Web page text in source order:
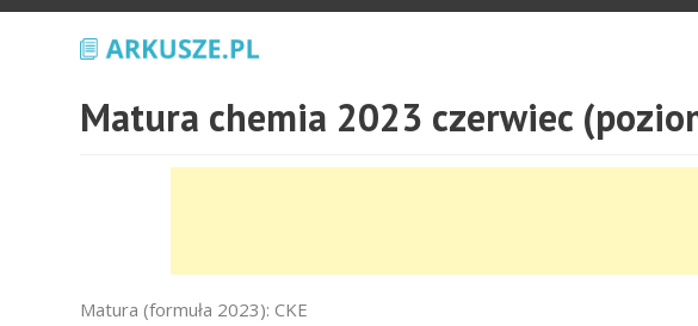
Matura chemia 2023 czerwiec
Matura (formuła 2023): CKE